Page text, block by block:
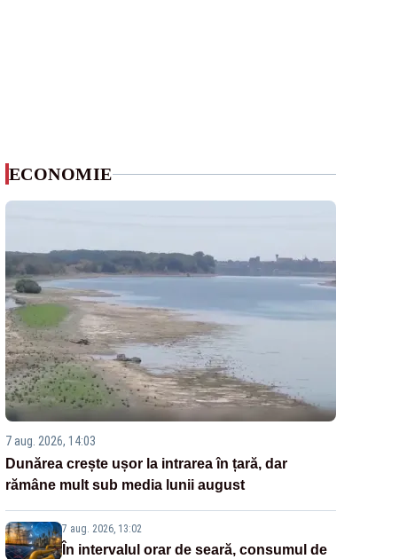
ECONOMIE
7 aug. 2026, 14:03
Dunărea crește ușor la intrarea în țară, dar
rămâne mult sub media lunii august
7 aug. 2026, 13:02
În intervalul orar de seară, consumul de